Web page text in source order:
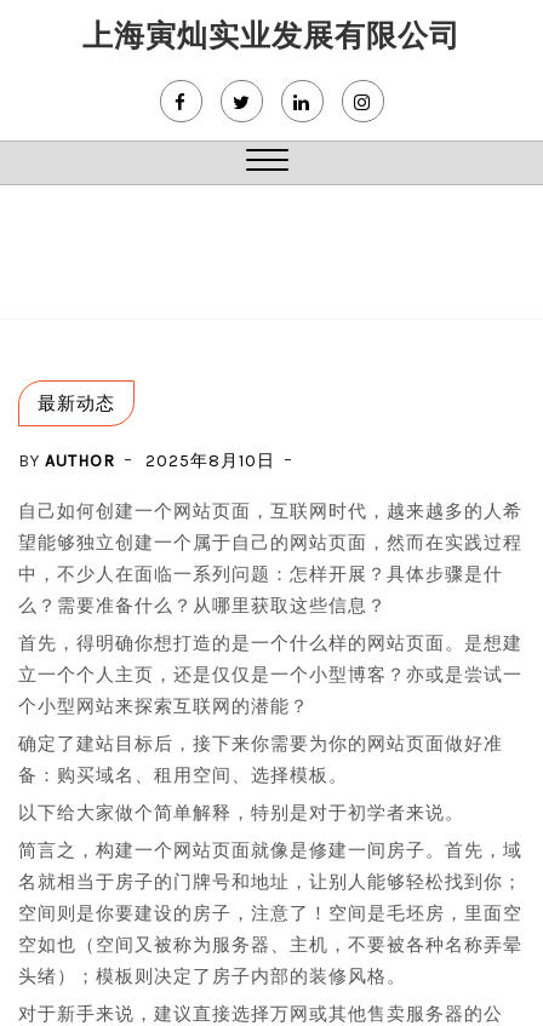
上海寅灿实业发展有限公司
Close
最新动态
BY AUTHOR 2025年8月10日
自己如何创建一个网站页面，互联网时代，越来越多的人希
望能够独立创建一个属于自己的网站页面，然而在实践过程
中，不少人在面临一系列问题：怎样开展？具体步骤是什
么？需要准备什么？从哪里获取这些信息？
首先，得明确你想打造的是一个什么样的网站页面。是想建
立一个个人主页，还是仅仅是一个小型博客？亦或是尝试一
个小型网站来探索互联网的潜能？
确定了建站目标后，接下来你需要为你的网站页面做好准
备：购买域名、租用空间、选择模板。
以下给大家做个简单解释，特别是对于初学者来说。
简言之，构建一个网站页面就像是修建一间房子。首先，域
名就相当于房子的门牌号和地址，让别人能够轻松找到你；
空间则是你要建设的房子，注意了！空间是毛坯房，里面空
空如也（空间又被称为服务器、主机，不要被各种名称弄晕
头绪）；模板则决定了房子内部的装修风格。
对于新手来说，建议直接选择万网或其他售卖服务器的公